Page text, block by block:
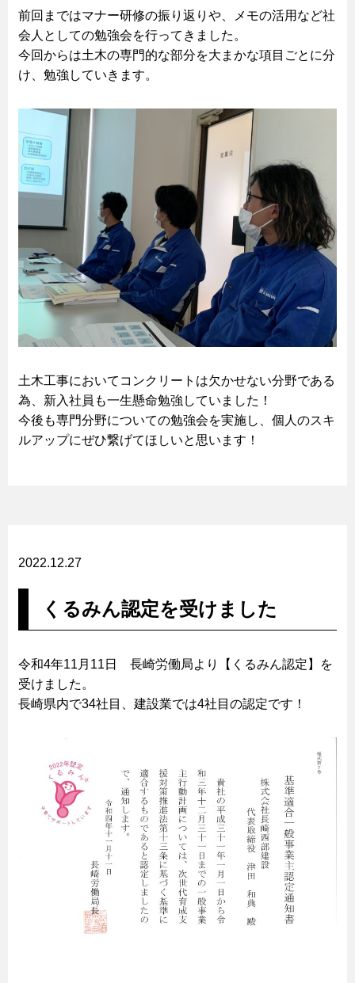
前回まではマナー研修の振り返りや、メモの活用など社
会人としての勉強会を行ってきました。
今回からは土木の専門的な部分を大まかな項目ごとに分
け、勉強していきます。
土木工事においてコンクリートは欠かせない分野である
為、新入社員も一生懸命勉強していました！
今後も専門分野についての勉強会を実施し、個人のスキ
ルアップにぜひ繋げてほしいと思います！
2022.12.27
くるみん認定を受けました
令和4年11月11日 長崎労働局より【くるみん認定】を
受けました。
長崎県内で34社目、建設業では4社目の認定です！